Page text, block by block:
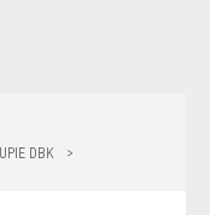
DBK